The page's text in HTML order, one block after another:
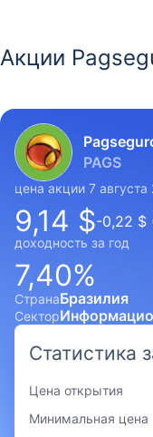
Акции
PAGS
цена акции 7 августа
9,14 $-0,22 $
доходность за год
7,40%
СтранаБразилия
Сектор
Статистика
Цена открытия
Минимальная цена